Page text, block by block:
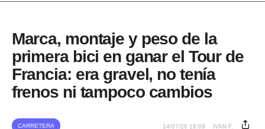
Marca, montaje y peso de la
primera bici en ganar el Tour de
Francia: era gravel, no tenía
frenos ni tampoco cambios
CARRETERA 14/07/26 18:09 IVAN F.